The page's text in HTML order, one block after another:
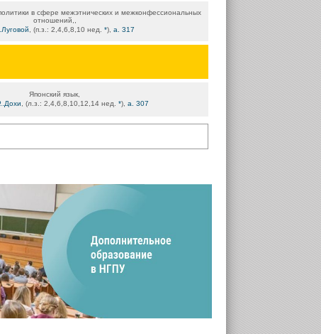
в сфере межэтнических и межконфессиональных
отношений,,
, (п.з.: 2,4,6,8,10 нед. *), а. 317
Японский язык,
, (л.з.: 2,4,6,8,10,12,14 нед. *), а. 307